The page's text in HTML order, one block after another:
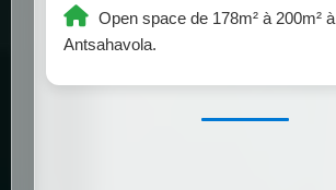
Open space de 178m² à 200m² à
Antsahavola.